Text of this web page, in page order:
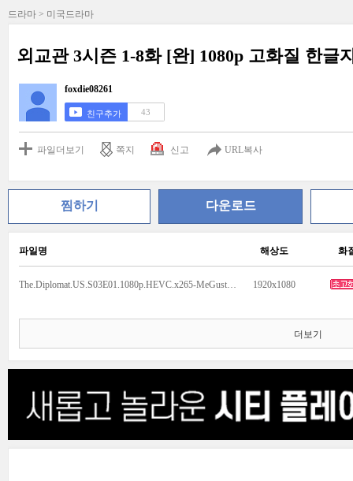
드라마 > 미국드라마
외교관 3시즌 1-8화 [완] 1080p 고화질 한글
foxdie08261
친구추가 43
파일더보기 쪽지 신고 URL복사
찜하기 다운로드
파일명 해상도 화
The.Diplomat.US.S03E01.1080p.HEVC.x265-MeGusta.mp4 1920x1080
더보기